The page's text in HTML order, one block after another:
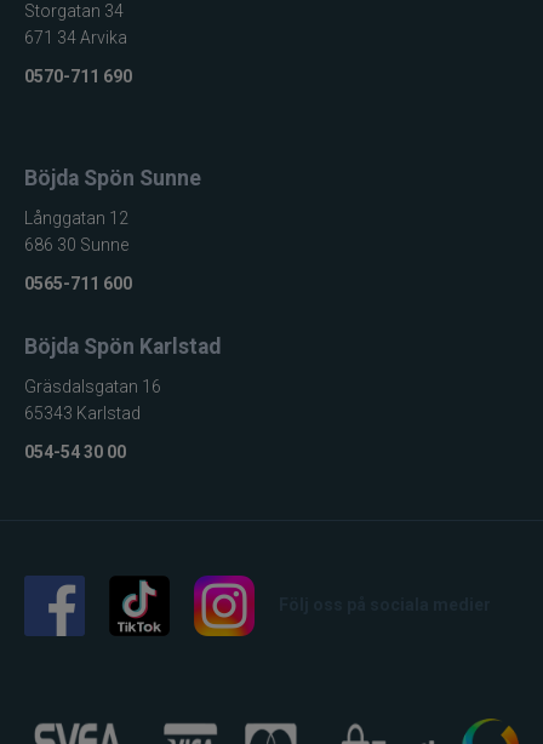
Längd ca 55 mm
Vikt 10 g
Storgatan 34
671 34 Arvika
0570-711 690
Böjda Spön Sunne
Långgatan 12
686 30 Sunne
0565-711 600
Böjda Spön Karlstad
Gräsdalsgatan 16
65343 Karlstad
054-54 30 00